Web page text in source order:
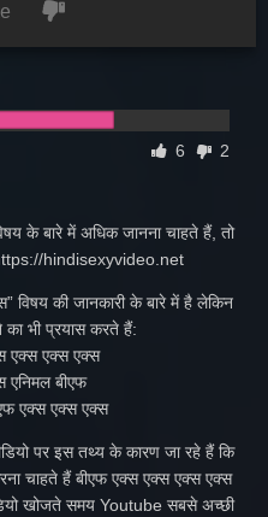
6 2
के बारे में अधिक जानना चाहते हैं, तो
hindisexyvideo.net
विषय की जानकारी के बारे में है लेकिन
का भी प्रयास करते हैं:
एक्स एक्स एक्स
एनिमल बीएफ
एक्स एक्स एक्स
पर इस तथ्य के कारण जा रहे हैं कि
चाहते हैं बीएफ एक्स एक्स एक्स एक्स
खोजते समय Youtube सबसे अच्छी